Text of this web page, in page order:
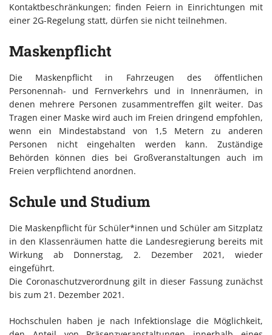
Kontaktbeschränkungen; finden Feiern in Einrichtungen mit
einer 2G-Regelung statt, dürfen sie nicht teilnehmen.
Maskenpflicht
Die Maskenpflicht in Fahrzeugen des öffentlichen
Personennah- und Fernverkehrs und in Innenräumen, in
denen mehrere Personen zusammentreffen gilt weiter. Das
Tragen einer Maske wird auch im Freien dringend empfohlen,
wenn ein Mindestabstand von 1,5 Metern zu anderen
Personen nicht eingehalten werden kann. Zuständige
Behörden können dies bei Großveranstaltungen auch im
Freien verpflichtend anordnen.
Schule und Studium
Die Maskenpflicht für Schüler*innen und Schüler am Sitzplatz
in den Klassenräumen hatte die Landesregierung bereits mit
Wirkung ab Donnerstag, 2. Dezember 2021, wieder
eingeführt.
Die Coronaschutzverordnung gilt in dieser Fassung zunächst
bis zum 21. Dezember 2021.
Hochschulen haben je nach Infektionslage die Möglichkeit,